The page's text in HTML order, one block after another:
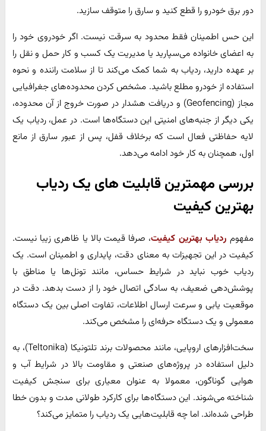
دور برق خودرو را قطع کنید و سارق را متوقف سازید.
این حس اطمینان فقط محدود به سرقت نیست. اگر خودروی خود را
به اعضای خانواده می‌سپارید یا مدیریت یک کسب و کار حمل و نقل را
بر عهده دارید، ردیاب به شما کمک می‌کند تا از سلامت راننده و نحوه
استفاده از خودرو مطلع باشید. مشخص کردن محدوده‌های جغرافیایی
مجاز (Geofencing) و دریافت هشدار در صورت خروج از آن محدوده،
یکی دیگر از جنبه‌های امنیتی این دستگاه‌ها است. در عمل، ردیاب یک
لایه حفاظتی فعال است که برخلاف قفل، پس از عبور سارق از مانع
اول، همچنان به کار خود ادامه می‌دهد.
بررسی مهمترین قابلیت های یک ردیاب
بهترین کیفیت
مفهوم ردیاب بهترین کیفیت، صرفا قیمت بالا یا ظاهری زیبا نیست.
کیفیت در این تجهیزات به معنای دقت، پایداری و اطمینان است. یک
ردیاب خوب نباید در شرایط حساس، مانند تونل‌ها یا مناطق با
پوشش‌دهی ضعیف، به سادگی اتصال خود را از دست بدهد. دقت در
موقعیت یابی و سرعت ارسال اطلاعات، تفاوت اصلی بین یک دستگاه
معمولی و یک دستگاه حرفه‌ای را مشخص می‌کند.
سخت‌افزارهای اروپایی، مانند محصولات برند تلتونیکا (Teltonika)، به
دلیل استفاده در پروژه‌های صنعتی و مقاومت بالا در شرایط آب و
هوایی گوناگون، معمولا به عنوان معیاری برای سنجش کیفیت
شناخته می‌شوند. این دستگاه‌ها برای کارکرد طولانی مدت و بدون خطا
طراحی شده‌اند. اما چه قابلیت‌هایی یک ردیاب را متمایز می‌کند؟